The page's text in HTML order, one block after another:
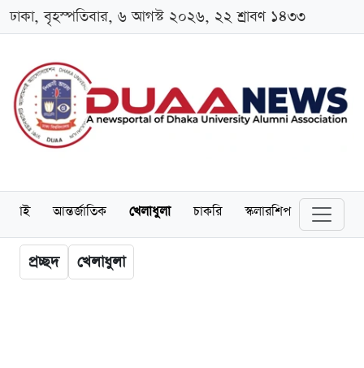
ঢাকা, বৃহস্পতিবার, ৬ আগস্ট ২০২৬, ২২ শ্রাবণ ১৪৩৩
আন্তর্জাতিক খেলাধুলা চাকরি স্কলারশিপ বিনোদন
প্রচ্ছদ খেলাধুলা